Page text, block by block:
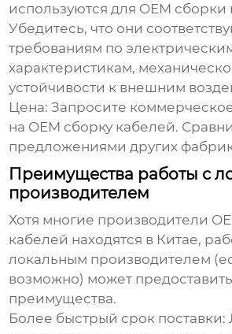
используются для OEM сборки
Убедитесь, что они
требованиям по
характеристикам,
устойчивости к внешним
Цена: Запросите
на OEM сборку кабелей.
предложениями других
Преимущества работы с
производителем
Хотя многие производители
кабелей находятся в Китае,
локальным производителем
возможно) может
преимущества.
Более быстрый срок поставки: